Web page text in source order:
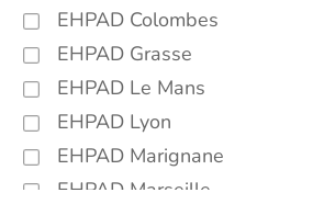
EHPAD Colombes
EHPAD Grasse
EHPAD Le Mans
EHPAD Lyon
EHPAD Marignane
EHPAD Marseille